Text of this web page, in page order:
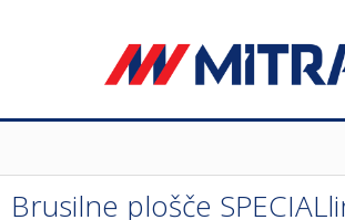
Brusilne plošče